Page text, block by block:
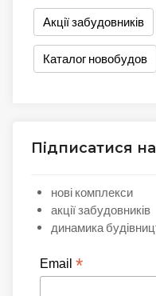
Акції забудовників
Каталог новобудов
Підписатися
нові комплекси
акції забудовників
динамика
Email *